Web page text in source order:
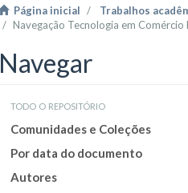
Página inicial Trabalhos
Navegação Tecnologia em
Navegar
todo o repositório
Comunidades e Coleções
Por data do documento
Autores